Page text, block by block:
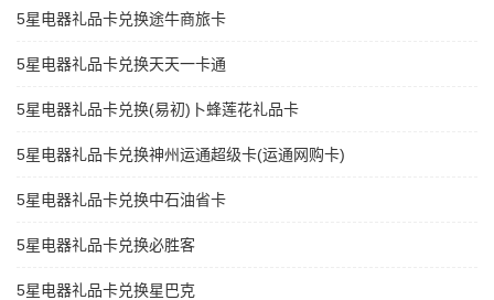
5星电器礼品卡兑换途牛商旅卡
5星电器礼品卡兑换天天一卡通
5星电器礼品卡兑换(易初)卜蜂莲花礼品卡
5星电器礼品卡兑换神州运通超级卡(运通网购卡)
5星电器礼品卡兑换中石油省卡
5星电器礼品卡兑换必胜客
5星电器礼品卡兑换星巴克